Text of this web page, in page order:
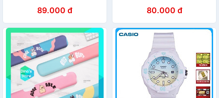
chống mỏi BUBM
89.000 đ 80.000 đ